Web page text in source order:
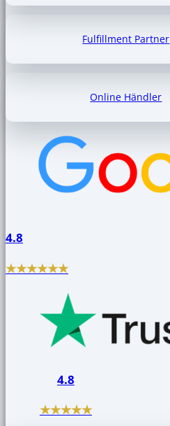
Fulfillment Partner
Online Händler
4.8
★★★★★★
4.8
★★★★★